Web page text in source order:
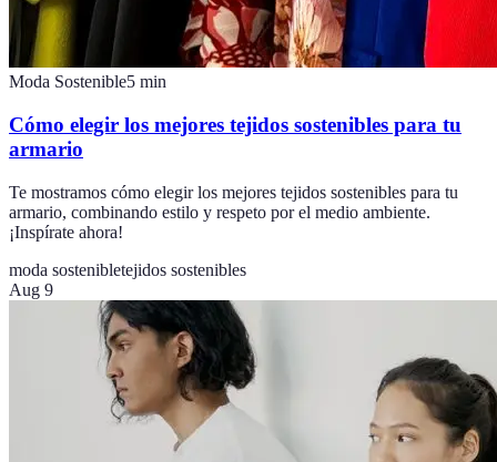
Moda Sostenible5 min
Cómo elegir los mejores tejidos sostenibles para tu
armario
Te mostramos cómo elegir los mejores tejidos sostenibles para tu
armario, combinando estilo y respeto por el medio ambiente.
¡Inspírate ahora!
moda sostenibletejidos sostenibles
Aug 9